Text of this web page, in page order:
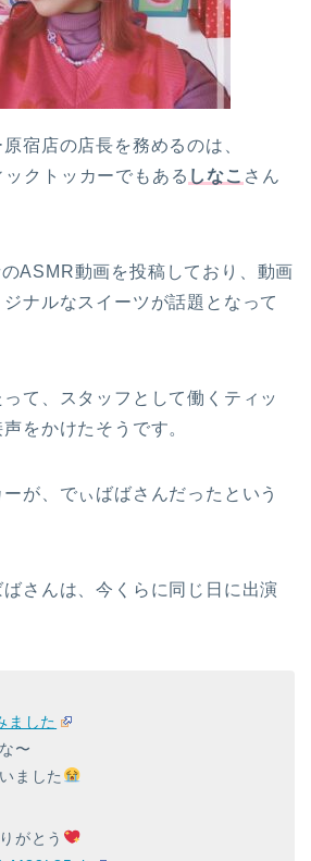
宿店の店長を務めるのは、
クトッカーでもある しなこ さん
ASMR動画を投稿しており、動画
ナルなスイーツが話題となって
て、スタッフとして働くティッ
をかけたそうです。
が、でぃばばさんだったという
さんは、今くらに同じ日に出演
ました
〜
ました
がとう